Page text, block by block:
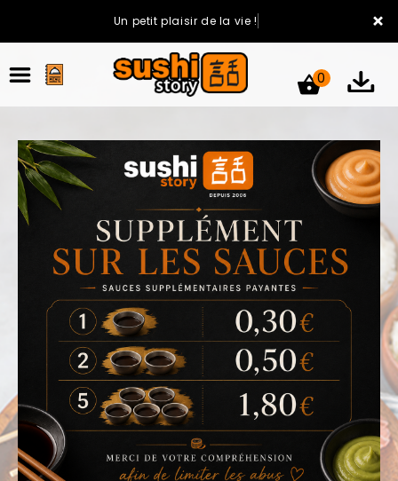
×
Un petit plaisir de la vie !
ACCUEIL
LA CARTE
VOTRE COMPTE
NOTRE RESTAURANT
VOS AVIS
MENTIONS LÉGALES
0